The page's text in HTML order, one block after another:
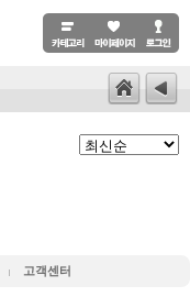
고객센터